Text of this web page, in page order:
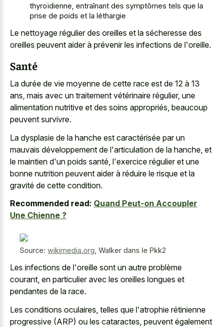
thyroïdienne, entraînant des symptômes tels que la
prise de poids et la léthargie
Le nettoyage régulier des oreilles et la sécheresse des
oreilles peuvent aider à prévenir les infections de l'oreille.
Santé
La durée de vie moyenne de cette race est de 12 à 13
ans, mais avec un traitement vétérinaire régulier, une
alimentation nutritive et des soins appropriés, beaucoup
peuvent survivre.
La dysplasie de la hanche est caractérisée par un
mauvais développement de l'articulation de la hanche, et
le maintien d'un poids santé, l'exercice régulier et une
bonne nutrition peuvent aider à réduire le risque et la
gravité de cette condition.
Recommended read: Quand Peut-on Accoupler
Une Chienne ?
Source: wikimedia.org Walker dans le Pkk2
Les infections de l'oreille sont un autre problème
courant, en particulier avec les oreilles longues et
pendantes de la race.
Les conditions oculaires, telles que l'atrophie rétinienne
progressive (ARP) ou les cataractes, peuvent également